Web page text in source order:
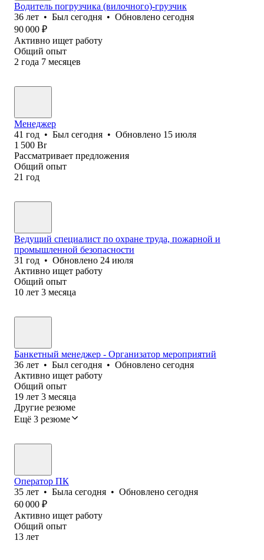
Водитель погрузчика (вилочного)-грузчик
36 лет • Был сегодня • Обновлено сегодня
90 000 ₽
Активно ищет работу
Общий опыт
2 года 7 месяцев
Менеджер
41 год • Был сегодня • Обновлено 15 июля
1 500 Br
Рассматривает предложения
Общий опыт
21 год
Ведущий специалист по охране труда, пожарной и
промышленной безопасности
31 год • Обновлено 24 июля
Активно ищет работу
Общий опыт
10 лет 3 месяца
Банкетный менеджер - Организатор мероприятий
36 лет • Был сегодня • Обновлено сегодня
Активно ищет работу
Общий опыт
19 лет 3 месяца
Другие резюме
Ещё 3 резюме
Оператор ПК
35 лет • Была сегодня • Обновлено сегодня
60 000 ₽
Активно ищет работу
Общий опыт
13 лет